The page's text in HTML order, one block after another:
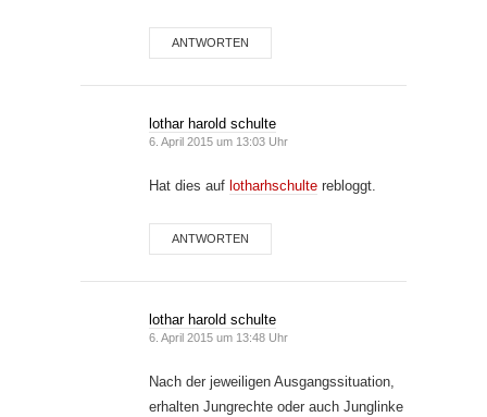
ANTWORTEN
lothar harold schulte
6. April 2015 um 13:03 Uhr
Hat dies auf lotharhschulte rebloggt.
ANTWORTEN
lothar harold schulte
6. April 2015 um 13:48 Uhr
Nach der jeweiligen Ausgangssituation,
erhalten Jungrechte oder auch Junglinke